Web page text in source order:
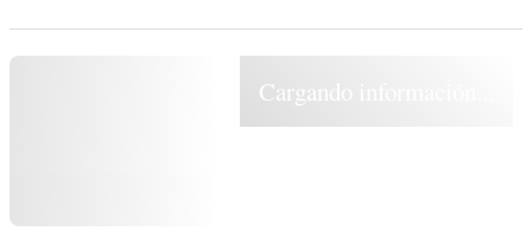
Cargando información...